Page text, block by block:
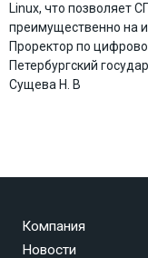
Linux, что позволяет
преимущественно на
Проректор по
Петербургский
Сущева Н. В
Компания
Новости